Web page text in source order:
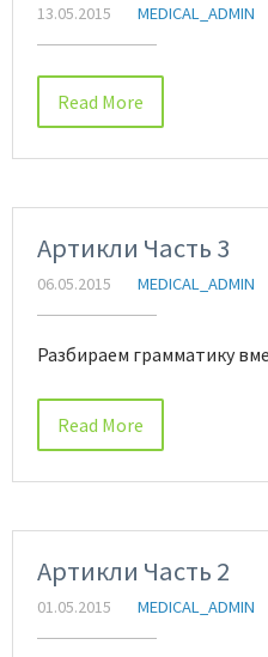
13.05.2015 MEDICAL_ADMIN
Read More
Артикли Часть 3
06.05.2015 MEDICAL_ADMIN
Разбираем грамматику
Read More
Артикли Часть 2
01.05.2015 MEDICAL_ADMIN